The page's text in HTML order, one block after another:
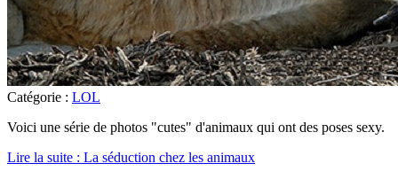
Catégorie : LOL
Voici une série de photos "cutes" d'animaux qui ont des poses sexy.
Lire la suite : La séduction chez les animaux